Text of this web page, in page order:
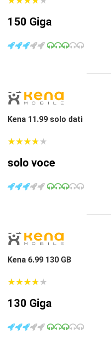
150 Giga
Kena 11.99 solo dati
★★★★★
★★★★★
solo voce
Kena 6.99 130 GB
★★★★★
★★★★★
130 Giga